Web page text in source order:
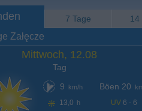
7 Tage 14
Załęcze
Mittwoch, 12.08
Tag
9
km/h
13,0 h
Böen 20
UV 6 - 6